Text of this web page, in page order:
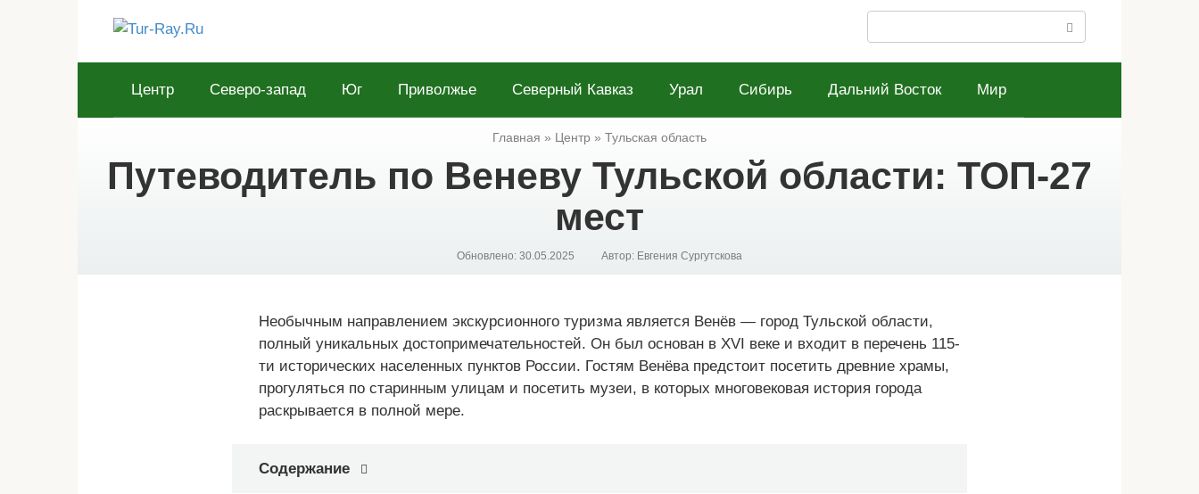
Центр Северо-запад Юг Приволжье Северный Кавказ Урал Сибирь Дальний Восток Мир
Главная » Центр » Тульская область
Путеводитель по Веневу Тульской области: ТОП-27
мест
Обновлено: 30.05.2025 Автор: Евгения Сургутскова
Необычным направлением экскурсионного туризма является Венёв — город Тульской области,
полный уникальных достопримечательностей. Он был основан в XVI веке и входит в перечень 115-
ти исторических населенных пунктов России. Гостям Венёва предстоит посетить древние храмы,
прогуляться по старинным улицам и посетить музеи, в которых многовековая история города
раскрывается в полной мере.
Содержание